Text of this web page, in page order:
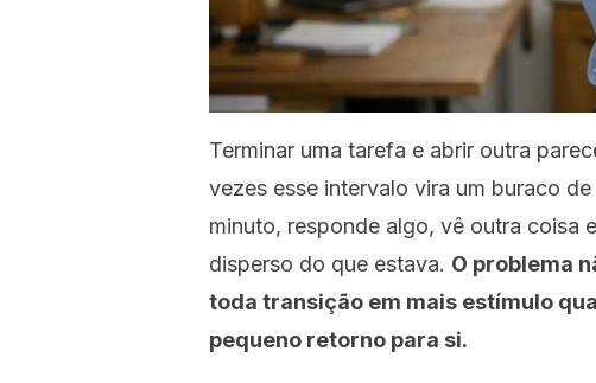
Terminar uma tarefa e abrir outra
vezes esse intervalo vira um buraco
minuto, responde algo, vê outra coisa
disperso do que estava. O problema
toda transição em mais estímulo
pequeno retorno para si.